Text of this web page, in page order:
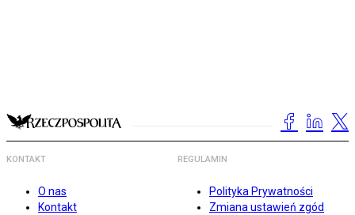
KONTAKT
O nas
Kontakt
REGULAMIN
Polityka Prywatności
Zmiana ustawień zgód